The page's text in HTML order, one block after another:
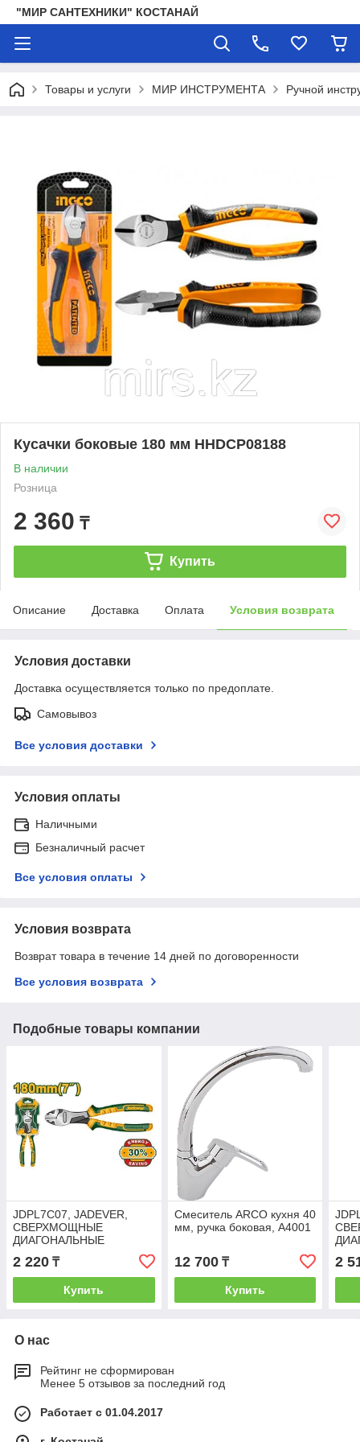
"МИР САНТЕХНИКИ" КОСТАНАЙ
Товары и услуги МИР ИНСТРУМЕНТА Ручной
Кусачки боковые 180 мм HHDCP08188
В наличии
Розница
2 360 ₸
Купить
Описание Доставка Оплата Условия возврата
Условия доставки
Доставка осуществляется только по предоплате.
Самовывоз
Все условия доставки
Условия оплаты
Наличными
Безналичный расчет
Все условия оплаты
Условия возврата
Возврат товара в течение 14 дней по договоренности
Все условия возврата
Подобные товары компании
JDPL7C07, JADEVER,
СВЕРХМОЩНЫЕ
ДИАГОНАЛЬНЫЕ
КУСАЧКИ 180ММ
2 220 ₸
Купить
Смеситель ARCO кухня 40
мм, ручка боковая, А4001
12 700₸
Купить
2
О нас
Рейтинг не сформирован
Менее 5 отзывов за последний год
Работает с 01.04.2017